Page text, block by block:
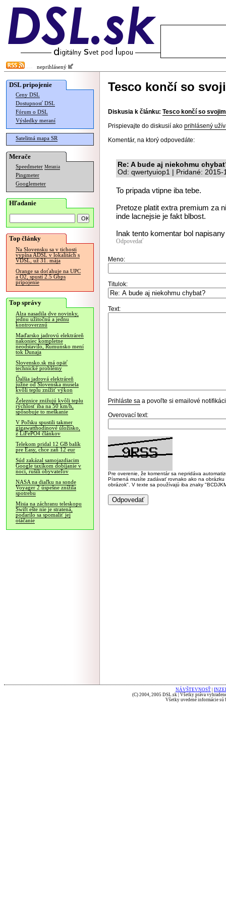
neprihlásený
DSL pripojenie
Ceny DSL
Dostupnosť DSL
Fórum o DSL
Výsledky meraní
Satelitná mapa SR
Merače
Speedmeter Merania
Pingmeter
Googlemeter
Hľadanie
Top články
Na Slovensku sa v tichosti
vypína ADSL v lokalitách s
VDSL, už 31. mája
Orange sa doťahuje na UPC
a O2, spustí 2.5 Gbps
pripojenie
Top správy
Alza nasadila dve novinky,
jednu užitočnú a jednu
kontroverznú
Maďarsko jadrovú elektráreň
nakoniec kompletne
neodstavilo, Rumunsko mení
tok Dunaja
Slovensko.sk má opäť
technické problémy
Ďalšia jadrová elektráreň
južne od Slovenska musela
kvôli teplu znížiť výkon
Železnice znižujú kvôli teplu
rýchlosť iba na 50 km/h,
spôsobuje to meškanie
V Poľsku spustili takmer
gigawatthodinové úložisko,
z LiFePO4 článkov
Telekom pridal 12 GB balík
pre Easy, chce zaň 12 eur
Súd zakázal samojazdiacim
Google taxíkom dobíjanie v
noci, rušili obyvateľov
NASA na diaľku na sonde
Voyager 2 úspešne znížila
spotrebu
Misia na záchranu teleskopu
Swift ešte nie je stratená,
podarilo sa spomaliť jej
otáčanie
Tesco končí so
Diskusia k článku: Tesco končí so
Prispievajte do diskusií ako prihlásený
Komentár, na ktorý odpovedáte:
Re: A bude aj niekohmu
Od: qwertyuiop1 | Pridané: 2015-
To pripada vtipne iba tebe.
Pretoze platit extra premium za
inde lacnejsie je fakt blbost.
Inak tento komentar bol
Odpovedať
Meno:
Titulok:
Text:
Prihláste sa a povoľte si emailové
Overovací text:
Pre overenie, že komentár sa nepridáva
Písmená musíte zadávať rovnako ako na
obrázok". V texte sa používajú iba znaky
NÁVŠTEVNOSŤ
(C) 2004, 2005 DSL.sk | Všetky práva
Všetky uvedené informácie sú